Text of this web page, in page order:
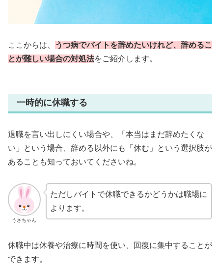
ここからは、
うつ病でバイトを辞めたいけれど、辞めるこ
とが難しい場合の対処法をご紹介します。
一時的に休職する
退職を言い出しにくい場合や、「本当はまだ辞めたくな
い」という場合、辞める以外にも「休む」という選択肢が
あることも知っておいてくださいね。
うさちゃん
ただしバイトで休職できるかどうかは職場に
よります。
休職中は休養や治療に時間を使い、回復に集中することが
できます。